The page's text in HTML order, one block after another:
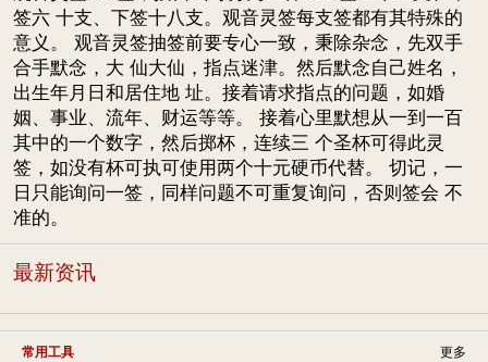
签六 十支、下签十八支。观音灵签每支签都有其特殊的
意义。 观音灵签抽签前要专心一致，秉除杂念，先双手
合手默念，大 仙大仙，指点迷津。然后默念自己姓名，
出生年月日和居住地 址。接着请求指点的问题，如婚
姻、事业、流年、财运等等。 接着心里默想从一到一百
其中的一个数字，然后掷杯，连续三 个圣杯可得此灵
签，如没有杯可执可使用两个十元硬币代替。 切记，一
日只能询问一签，同样问题不可重复询问，否则签会 不
准的。
最新资讯
常用工具 更多